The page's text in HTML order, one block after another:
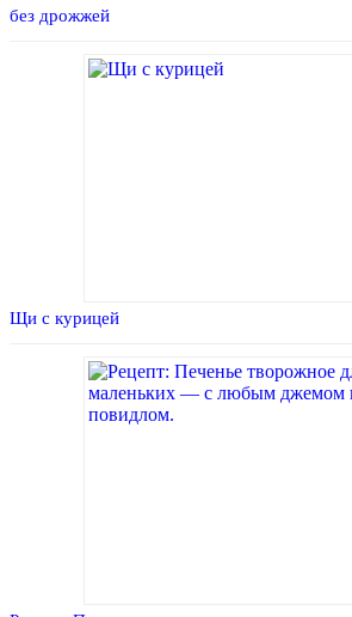
без дрожжей
Щи с курицей